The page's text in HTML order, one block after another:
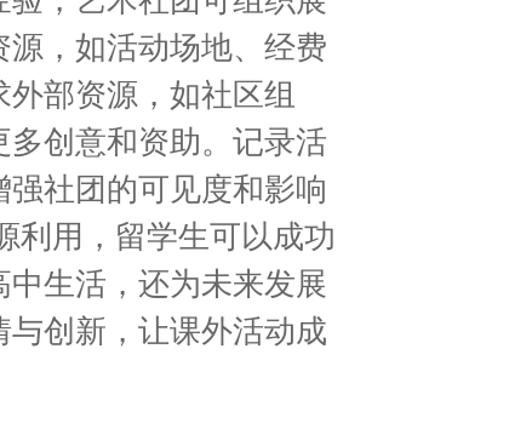
，如活动场地、经费
部资源，如社区组
创意和资助。记录活
社团的可见度和影响
利用，留学生可以成功
生活，还为未来发展
创新，让课外活动成